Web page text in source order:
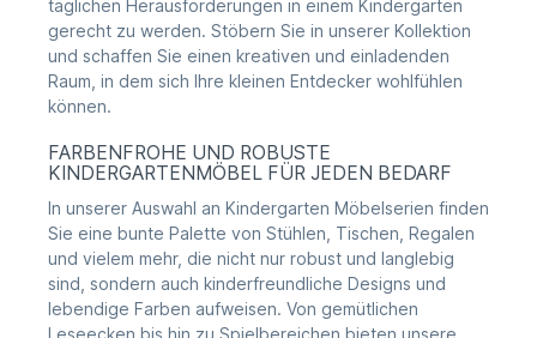
täglichen Herausforderungen in einem Kindergarten
gerecht zu werden. Stöbern Sie in unserer Kollektion
und schaffen Sie einen kreativen und einladenden
Raum, in dem sich Ihre kleinen Entdecker wohlfühlen
können.
FARBENFROHE UND ROBUSTE
KINDERGARTENMÖBEL FÜR JEDEN BEDARF
In unserer Auswahl an Kindergarten Möbelserien finden
Sie eine bunte Palette von Stühlen, Tischen, Regalen
und vielem mehr, die nicht nur robust und langlebig
sind, sondern auch kinderfreundliche Designs und
lebendige Farben aufweisen. Von gemütlichen